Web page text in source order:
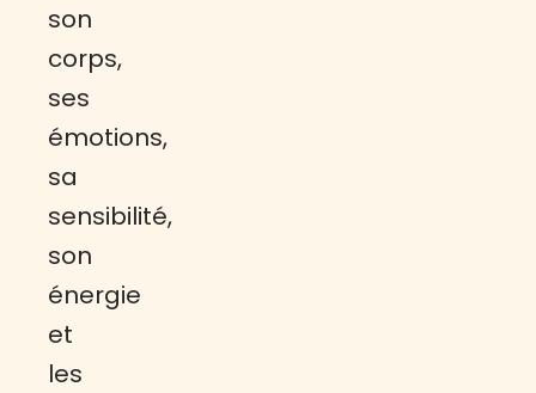
son
corps,
ses
émotions,
sa
sensibilité,
son
énergie
et
les